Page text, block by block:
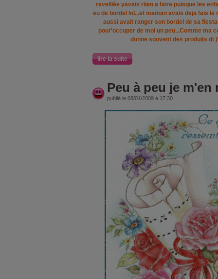
reveillée yavais riien a faire puisque les
eu de bordel lol...et maman avais deja fais
aussi avait ranger son bordel de sa
pour'occuper de moi un peu...Comme ma
donne souvent des produits dt
lire la suite
Peu à peu je m'en
publié le 08/01/2009 à 17:30